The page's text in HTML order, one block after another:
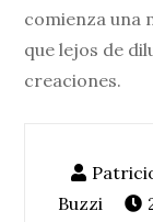
comienza una
que lejos de
creaciones.